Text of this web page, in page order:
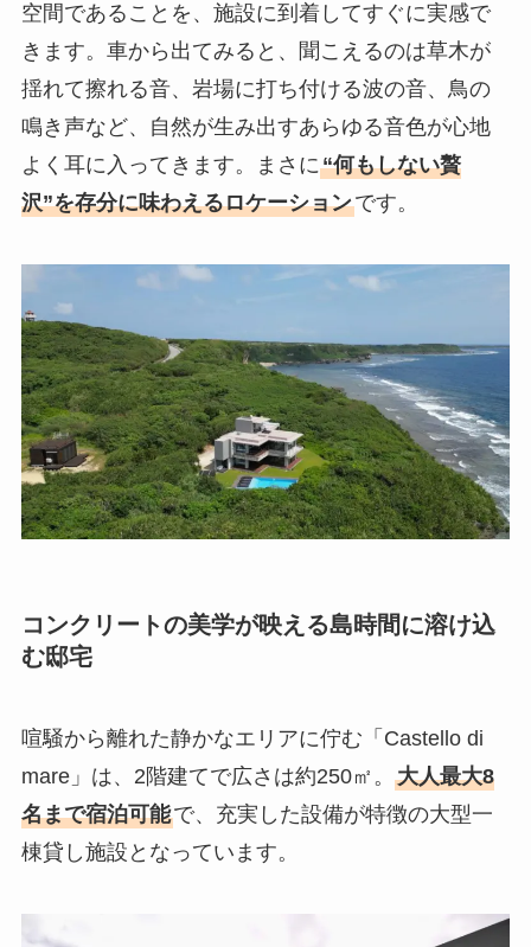
空間であることを、施設に到着してすぐに実感で
きます。車から出てみると、聞こえるのは草木が
揺れて擦れる音、岩場に打ち付ける波の音、鳥の
鳴き声など、自然が生み出すあらゆる音色が心地
よく耳に入ってきます。まさに“何もしない贅
沢”を存分に味わえるロケーションです。
コンクリートの美学が映える島時間に溶け込
む邸宅
喧騒から離れた静かなエリアに佇む「Castello di
mare」は、2階建てで広さは約250㎡。 大人最大8
名まで宿泊可能で、充実した設備が特徴の大型一
棟貸し施設となっています。